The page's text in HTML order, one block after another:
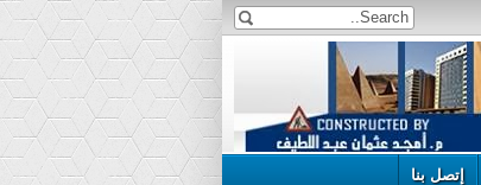
إتصل بنا